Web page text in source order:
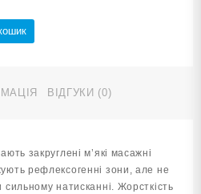
ВІДГУКИ (0)
закруглені м’які масажні
рефлексогенні зони, але не
натисканні. Жорсткість